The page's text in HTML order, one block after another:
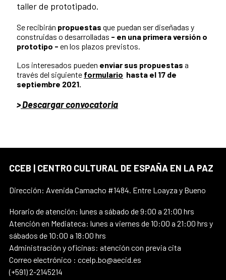
taller de prototipado.
Se recibirán propuestas que puedan ser diseñadas y
construidas o desarrolladas - en una primera versión o
prototipo - en los plazos previstos.
Los interesados pueden enviar sus propuestas a
través del siguiente formulario hasta el 17 de
septiembre 2021.
>Descargar convocatoria
CCEB | CENTRO CULTURAL DE ESPAÑA EN LA PAZ
Dirección: Avenida Camacho #1484. Entre Loayza y Bueno
Horario de atención: lunes a sábado de 9:00 a 21:00 hrs
Atención en Mediateca: lunes a viernes de 10:00 a 21:00 hrs y
sábados de 10:00 a 18:00 hrs
Administración y oficinas: atención con previa cita
Correo electrónico : ccelp.bo@aecid.es
(+591) 2-2145214